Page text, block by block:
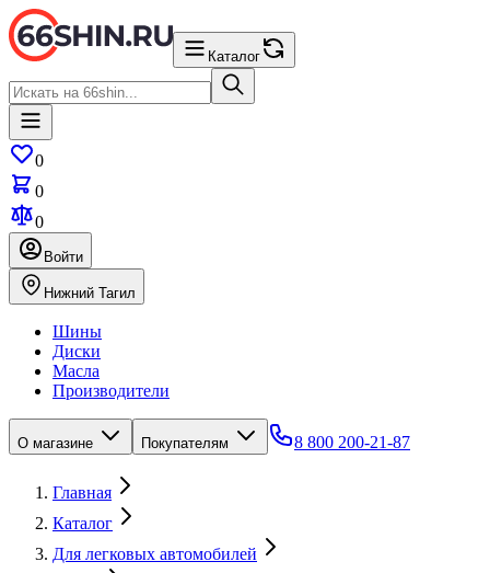
Каталог
0
0
0
Войти
Нижний Тагил
Шины
Диски
Масла
Производители
О магазине Покупателям 8 800 200-21-87
Главная
Каталог
Для легковых автомобилей